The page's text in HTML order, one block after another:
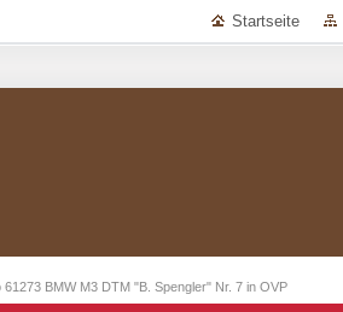
Startseite
BMW M3 DTM "B. Spengler" Nr. 7 in OVP